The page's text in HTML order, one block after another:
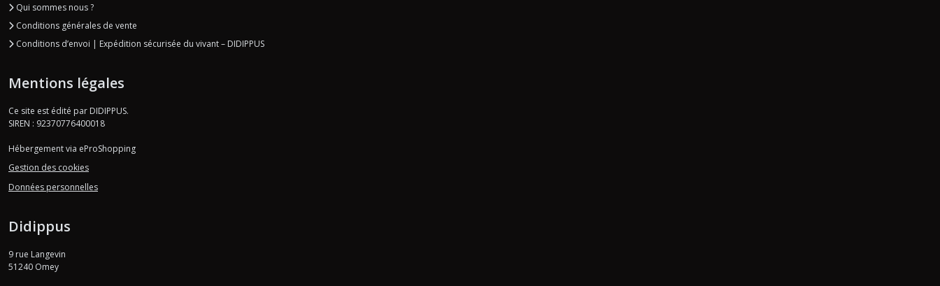
Qui sommes nous ?
Conditions générales de vente
Conditions d’envoi | Expédition sécurisée du vivant – DIDIPPUS
Mentions légales
Ce site est édité par DIDIPPUS.
SIREN : 92370776400018
Hébergement via eProShopping
Gestion des cookies
Données personnelles
Didippus
9 rue Langevin
51240 Omey